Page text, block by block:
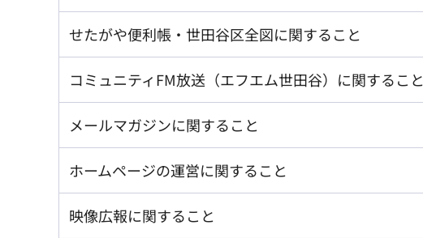
せたがや便利帳・世田谷区全図に関すること
コミュニティFM放送（エフエム世田谷）に関すること
メールマガジンに関すること
ホームページの運営に関すること
映像広報に関すること